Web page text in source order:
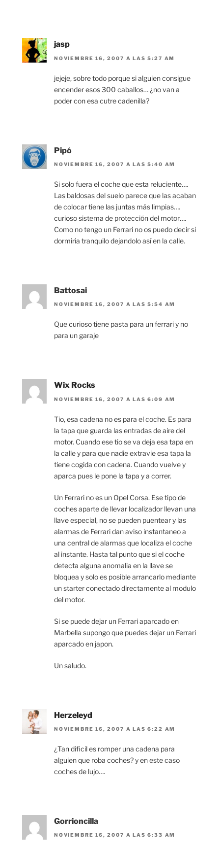
jasp
NOVIEMBRE 16, 2007 A LAS 5:27 AM
jejeje, sobre todo porque si alguien consigue
encender esos 300 caballos… ¿no van a
poder con esa cutre cadenilla?
Pipó
NOVIEMBRE 16, 2007 A LAS 5:40 AM
Si solo fuera el coche que esta reluciente….
Las baldosas del suelo parece que las acaban
de colocar tiene las juntas más limpias….
curioso sistema de protección del motor….
Como no tengo un Ferrari no os puedo decir si
dormiria tranquilo dejandolo así en la calle.
Battosai
NOVIEMBRE 16, 2007 A LAS 5:54 AM
Que curioso tiene pasta para un ferrari y no
para un garaje
Wix Rocks
NOVIEMBRE 16, 2007 A LAS 6:09 AM
Tio, esa cadena no es para el coche. Es para
la tapa que guarda las entradas de aire del
motor. Cuando ese tio se va deja esa tapa en
la calle y para que nadie extravie esa tapa la
tiene cogida con cadena. Cuando vuelve y
aparca pues le pone la tapa y a correr.
Un Ferrari no es un Opel Corsa. Ese tipo de
coches aparte de llevar localizador llevan una
llave especial, no se pueden puentear y las
alarmas de Ferrari dan aviso instantaneo a
una central de alarmas que localiza el coche
al instante. Hasta tal punto que si el coche
detecta alguna anomalia en la llave se
bloquea y solo es posible arrancarlo mediante
un starter conectado directamente al modulo
del motor.
Si se puede dejar un Ferrari aparcado en
Marbella supongo que puedes dejar un Ferrari
aparcado en japon.
Un saludo.
Herzeleyd
NOVIEMBRE 16, 2007 A LAS 6:22 AM
¿Tan dificil es romper una cadena para
alguien que roba coches? y en este caso
coches de lujo….
Gorrioncilla
NOVIEMBRE 16, 2007 A LAS 6:33 AM